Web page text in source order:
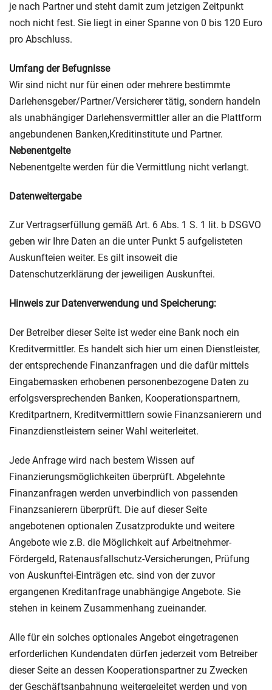
je nach Partner und steht damit zum jetzigen Zeitpunkt
noch nicht fest. Sie liegt in einer Spanne von 0 bis 120 Euro
pro Abschluss.
Umfang der Befugnisse
Wir sind nicht nur für einen oder mehrere bestimmte
Darlehensgeber/Partner/Versicherer tätig, sondern handeln
als unabhängiger Darlehensvermittler aller an die Plattform
angebundenen Banken,Kreditinstitute und Partner.
Nebenentgelte
Nebenentgelte werden für die Vermittlung nicht verlangt.
Datenweitergabe
Zur Vertragserfüllung gemäß Art. 6 Abs. 1 S. 1 lit. b DSGVO
geben wir Ihre Daten an die unter Punkt 5 aufgelisteten
Auskunfteien weiter. Es gilt insoweit die
Datenschutzerklärung der jeweiligen Auskunftei.
Hinweis zur Datenverwendung und Speicherung:
Der Betreiber dieser Seite ist weder eine Bank noch ein
Kreditvermittler. Es handelt sich hier um einen Dienstleister,
der entsprechende Finanzanfragen und die dafür mittels
Eingabemasken erhobenen personenbezogene Daten zu
erfolgsversprechenden Banken, Kooperationspartnern,
Kreditpartnern, Kreditvermittlern sowie Finanzsanierern und
Finanzdienstleistern seiner Wahl weiterleitet.
Jede Anfrage wird nach bestem Wissen auf
Finanzierungsmöglichkeiten überprüft. Abgelehnte
Finanzanfragen werden unverbindlich von passenden
Finanzsanierern überprüft. Die auf dieser Seite
angebotenen optionalen Zusatzprodukte und weitere
Angebote wie z.B. die Möglichkeit auf Arbeitnehmer-
Fördergeld, Ratenausfallschutz-Versicherungen, Prüfung
von Auskunftei-Einträgen etc. sind von der zuvor
ergangenen Kreditanfrage unabhängige Angebote. Sie
stehen in keinem Zusammenhang zueinander.
Alle für ein solches optionales Angebot eingetragenen
erforderlichen Kundendaten dürfen jederzeit vom Betreiber
dieser Seite an dessen Kooperationspartner zu Zwecken
der Geschäftsanbahnung weitergeleitet werden und von